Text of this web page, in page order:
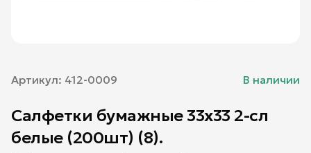
Артикул: 412-0009 В наличии
Салфетки бумажные 33х33 2-сл
белые (200шт) (8).